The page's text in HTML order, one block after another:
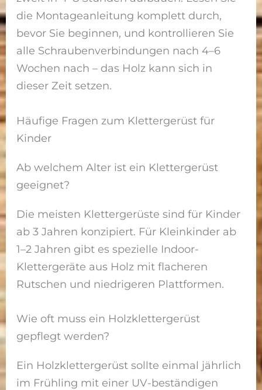
die Montageanleitung komplett durch,
bevor Sie beginnen, und kontrollieren Sie
alle Schraubenverbindungen nach 4–6
Wochen nach – das Holz kann sich in
dieser Zeit setzen.
Häufige Fragen zum Klettergerüst für
Kinder
Ab welchem Alter ist ein Klettergerüst
geeignet?
Die meisten Klettergerüste sind für Kinder
ab 3 Jahren konzipiert. Für Kleinkinder ab
1–2 Jahren gibt es spezielle Indoor-
Klettergeräte aus Holz mit flacheren
Rutschen und niedrigeren Plattformen.
Wie oft muss ein Holzklettergerüst
gepflegt werden?
Ein Holzklettergerüst sollte einmal jährlich
im Frühling mit einer UV-beständigen